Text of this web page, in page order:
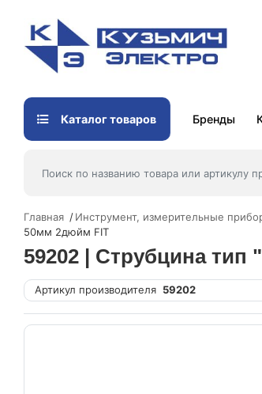
Каталог товаров Бренды
Главная Инструмент, измерительные
50мм 2дюйм FIT
59202 | Струбцина
Артикул производителя 59202